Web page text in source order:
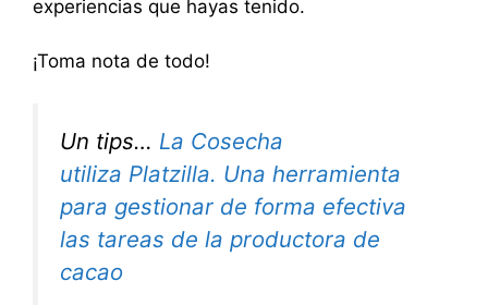
experiencias que hayas tenido.
¡Toma nota de todo!
Un tips… La Cosecha
utiliza Platzilla. Una herramienta
para gestionar de forma efectiva
las tareas de la productora de
cacao